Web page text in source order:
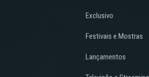
Exclusivo
Festivais e Mostras
Lançamentos